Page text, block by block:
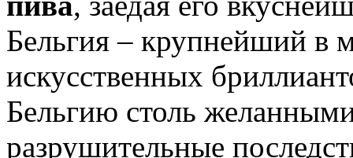
Бельгия – крупнейший в
искусственных
Бельгию столь
разрушительные